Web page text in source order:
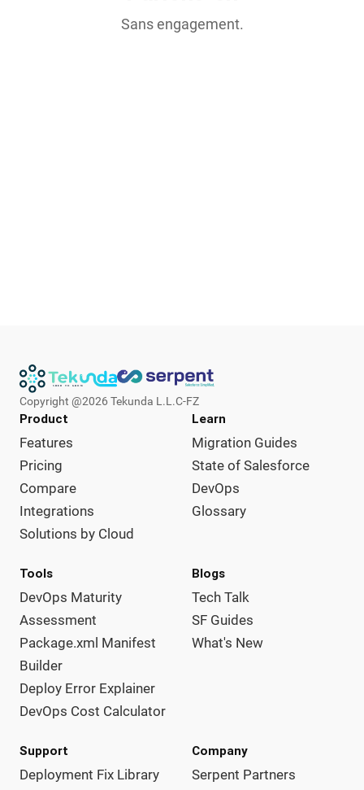
Sans engagement.
Copyright @2026 Tekunda L.L.C-FZ
Product
Features
Pricing
Compare
Integrations
Solutions by Cloud
Learn
Migration Guides
State of Salesforce
DevOps
Glossary
Tools
DevOps Maturity
Assessment
Package.xml Manifest
Builder
Deploy Error Explainer
DevOps Cost Calculator
Blogs
Tech Talk
SF Guides
What's New
Support
Deployment Fix Library
Company
Serpent Partners